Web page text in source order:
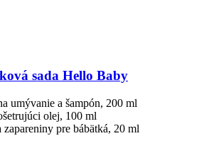
sada Hello Baby
umývanie a šampón, 200 ml
olej, 100 ml
zapareniny pre bábätká, 20 ml